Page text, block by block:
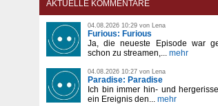
AKTUELLE KOMMENTARE
04.08.2026 10:29 von Lena
Furious: Furious
Ja, die neueste Episode war
schon zu streamen,... mehr
04.08.2026 10:27 von Lena
Paradise: Paradise
Ich bin immer hin- und
ein Ereignis den... mehr